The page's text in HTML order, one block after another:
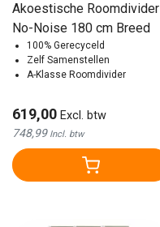
Akoestische Roomdivider
No-Noise 180 cm Breed
100% Gerecyceld
Zelf Samenstellen
A-Klasse Roomdivider
619,00 Excl. btw
748,99 Incl. btw